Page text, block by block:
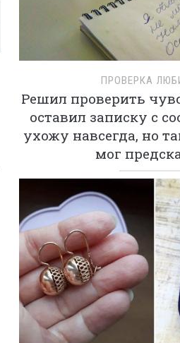
ПРОВЕРКА
Решил проверить
оставил записку с
ухожу навсегда, но
мог